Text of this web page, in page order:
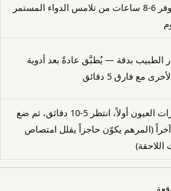
النهار؛ يوفر 6-8 ساعات من تلامس الدواء المستمر
الطبيب بدقة — يُطبَّق عادةً بعد أدوية
مع فارق 5 دقائق
ضع قطرات العيون أولاً، انتظر 5-10 دقائق، ثم ضع
(المرهم يكوّن حاجزاً يقلل امتصاص
اللاحقة)